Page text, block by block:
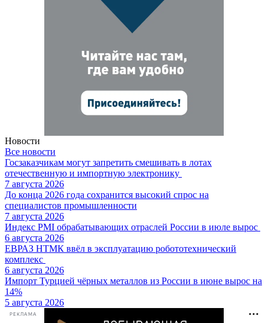
Новости
Все новости
Госзаказчикам могут запретить смешивать в лотах
отечественную и импортную электронику
7 августа 2026
До конца 2026 года сохранится высокий спрос на
специалистов промышленности
7 августа 2026
Индекс PMI обрабатывающих отраслей России в июле вырос
6 августа 2026
ЕВРАЗ НТМК ввёл в эксплуатацию робототехнический
комплекс
6 августа 2026
Импорт Турцией чёрных металлов из России в июне вырос на
14%
5 августа 2026
РЕКЛАМА